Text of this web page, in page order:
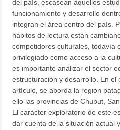
del país, escasean aquellos
funcionamiento y desarrollo
integran el área centro del país.
hábitos de lectura están
competidores culturales, todavía
privilegiado como acceso a la
es importante analizar el sector
estructuración y desarrollo. En el
artículo, se aborda la región
ello las provincias de Chubut,
El carácter exploratorio de este
dar cuenta de la situación actual